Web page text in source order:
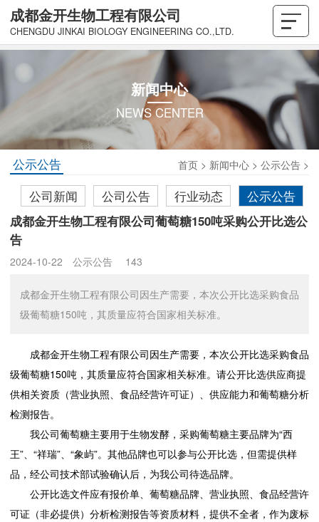
成都金开生物工程有限公司
CHENGDU JINKAI BIOLOGY ENGINEERING CO.,LTD.
新闻中心
NEWS CENTER
公示公告 首页 > 新闻中心 > 公示公告 >
公司新闻 公司公告 行业动态
公示公告
成都金开生物工程有限公司葡萄糖150吨采购公开比选公
告
2024-10-22 公示公告 143
成都金开生物工程有限公司因生产需要，本次公开比选采购食品
级葡萄糖150吨，其质量应符合国家相关标准。
成都金开生物工程有限公司因生产需要，本次公开比选采购食品
级葡萄糖150吨，其质量应符合国家相关标准。请公开比选供应商提
供相关资质（营业执照、食品经营许可证）、供应能力和葡萄糖分析
检测报告。
我公司葡萄糖主要用于生物发酵，采购葡萄糖主要品牌为“西
王”、“祥瑞”、“象屿”。其他品牌也可以参与公开比选，但需提供样
品，经公司技术部试验确认后，为我公司待选品牌。
公开比选文件应有报价单、葡萄糖品牌、营业执照、食品经营许
可证（非必提供）分析检测报告等资质材料，提供不全者，作为废标